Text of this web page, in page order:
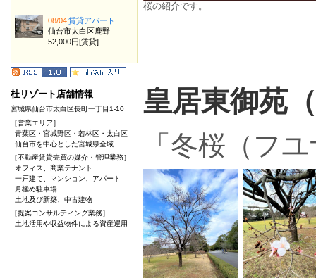
桜の紹介です。
皇居東御苑
「冬桜（フ
08/04賃貸アパート
仙台市太白区鹿野
52,000円[賃貸]
杜リゾート店舗情報
宮城県仙台市太白区長町一丁目1-10
［営業エリア］
青葉区・宮城野区・若林区・太白区
仙台市を中心とした宮城県全域
［不動産賃貸売買の媒介・管理業務］
オフィス、商業テナント
一戸建て、マンション、アパート
月極め駐車場
土地及び新築、中古建物
［提案コンサルティング業務］
土地活用や収益物件による資産運用